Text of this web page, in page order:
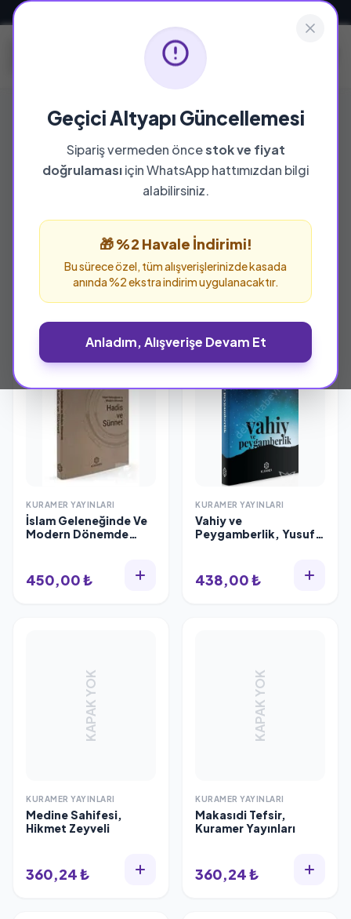
Geçici Altyapı Güncellemesi
Sipariş vermeden öncestok ve fiyat
doğrulamasıiçin WhatsApp hattımızdan bilgi
alabilirsiniz.
🎁 %2 Havale İndirimi!
Bu sürece özel, tüm alışverişlerinizde kasada
anında %2 ekstra indirim uygulanacaktır.
Anladım, Alışverişe Devam Et
YAYINEVI
Kuramer Yayınları
Kuramer Yayınları yayınevine ait tüm eserleri bu
sayfada inceleyebilir ve güvenle sipariş
KURAMER YAYINLARI
İslam Geleneğinde Ve
Modern Dönemde
450,00 ₺
KURAMER YAYINLARI
Vahiy ve
Peygamberlik, Yusuf
438,00 ₺
KAPAK YOK
KURAMER YAYINLARI
Medine Sahifesi,
Hikmet Zeyveli
360,24 ₺
KAPAK YOK
KURAMER YAYINLARI
Makasıdi Tefsir,
Kuramer Yayınları
360,24 ₺